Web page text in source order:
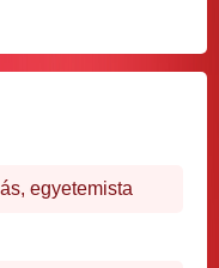
egyetemista